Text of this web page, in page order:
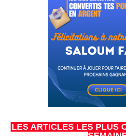
LES ARTICLES LES PLUS